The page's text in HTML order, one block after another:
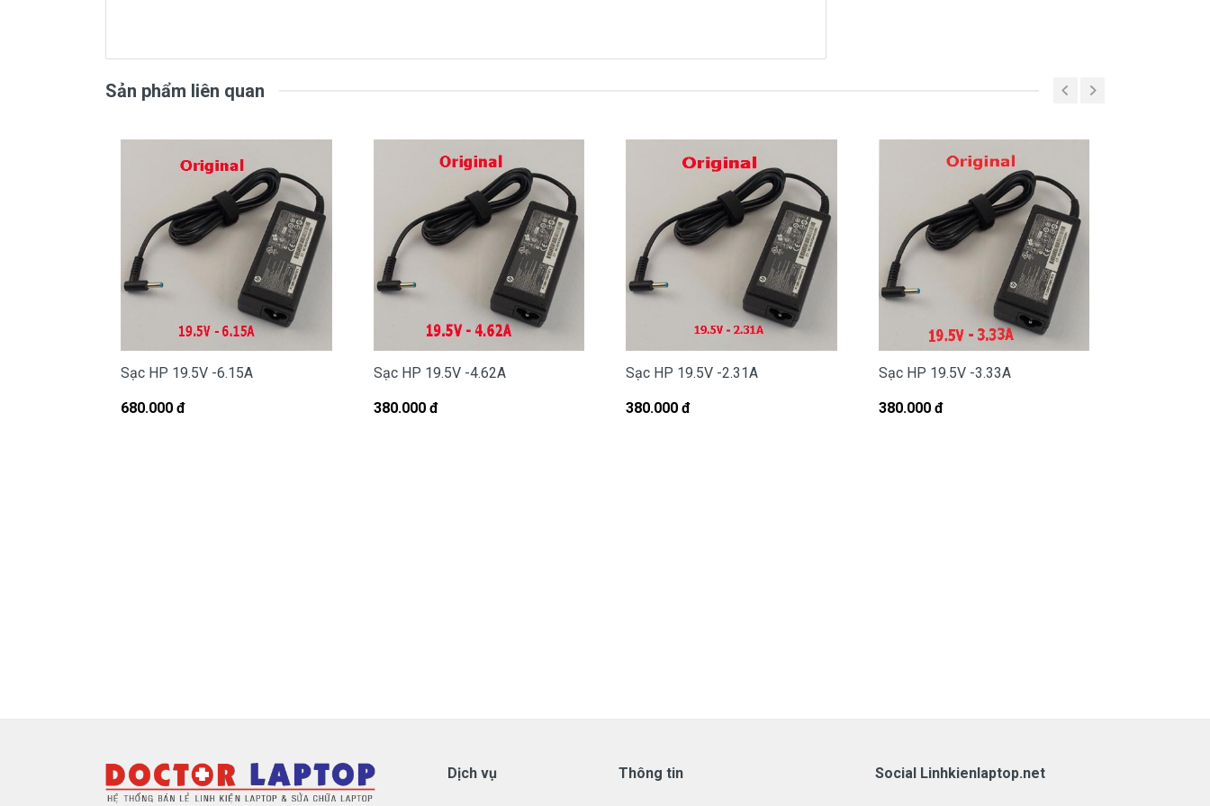
( sạc chính hãng này là hàng xách tay về nhé )
Tai Tphcm nếu sạc HP của các bạn bị hư, các bạn có thể đến Doctorlaptop Tại Tphcm để mua.
- Shop có đội người kiểm tra và thay miễn phí cho các bạn nhé.
Bạn chưa biết sạc Laptopnày có phù hợp với máy của mình hay không?
Bạn chưa biết máy HP của mình là dòng nào?
Bạn yên tâm nhé.
Bạn có thể gọi Zalo cho shop tai số 0908251500.
À mà thỉnh thoảng shop bận máy một chút, cứ nhắn tin để chút shop gọi lại cho bạn nhé.
Thanh toán
Sản phẩm liên quan
Sạc HP 19.5V -6.15A
680.000 đ
Sạc HP 19.5V -4.62A
380.000 đ
Sạc HP 19.5V -2.31A
380.000 đ
Sạc HP 19.5V -3.33A
380.000 đ
Dịch vụ Thông tin Social Linhkienlaptop.net